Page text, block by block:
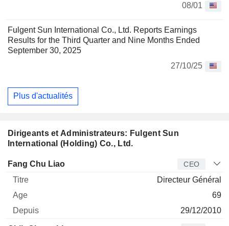
08/01
Fulgent Sun International Co., Ltd. Reports Earnings
Results for the Third Quarter and Nine Months Ended
September 30, 2025
27/10/25
Plus d'actualités
Dirigeants et Administrateurs: Fulgent Sun
International (Holding) Co., Ltd.
Dirigeant Titre
Fang Chu Liao CEO
Directeur Général
69
29/12/2010